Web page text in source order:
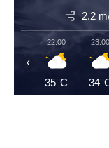
2.2
22:00
35°C
23:00
‹